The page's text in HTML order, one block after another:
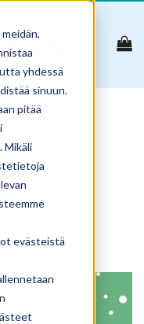
yhdessä
sinuun.
pitää
Mikäli
evästeistä
2020